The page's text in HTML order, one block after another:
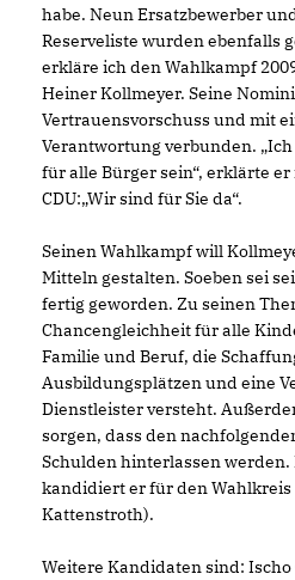
habe. Neun Ersatzbewerber
Reserveliste wurden ebenfalls
erkläre ich den Wahlkampf
Heiner Kollmeyer. Seine
Vertrauensvorschuss und mit
Verantwortung verbunden.
für alle Bürger sein“, erklärte
CDU:„Wir sind für Sie da“.
Seinen Wahlkampf will
Mitteln gestalten. Soeben sei
fertig geworden. Zu seinen
Chancengleichheit für alle
Familie und Beruf, die
Ausbildungsplätzen und eine
Dienstleister versteht.
sorgen, dass den
Schulden hinterlassen werden.
kandidiert er für den Wahlkreis
Kattenstroth).
Weitere Kandidaten sind: Ischo